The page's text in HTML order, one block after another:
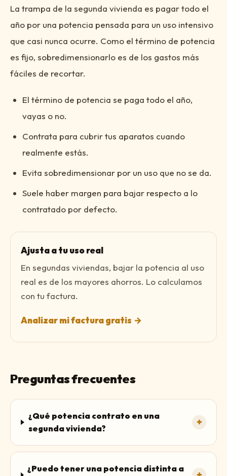
La trampa de la segunda vivienda es pagar todo el
año por una potencia pensada para un uso intensivo
que casi nunca ocurre. Como el término de potencia
es fijo, sobredimensionarlo es de los gastos más
fáciles de recortar.
El término de potencia se paga todo el año,
vayas o no.
Contrata para cubrir tus aparatos cuando
realmente estás.
Evita sobredimensionar por un uso que no se da.
Suele haber margen para bajar respecto a lo
contratado por defecto.
Ajusta a tu uso real
En segundas viviendas, bajar la potencia al uso
real es de los mayores ahorros. Lo calculamos
con tu factura.
Analizar mi factura gratis →
Preguntas frecuentes
¿Qué potencia contrato en una
segunda vivienda?
+
¿Puedo tener una potencia distinta a